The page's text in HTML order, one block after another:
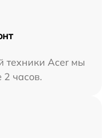
техники Acer мы
2 часов.